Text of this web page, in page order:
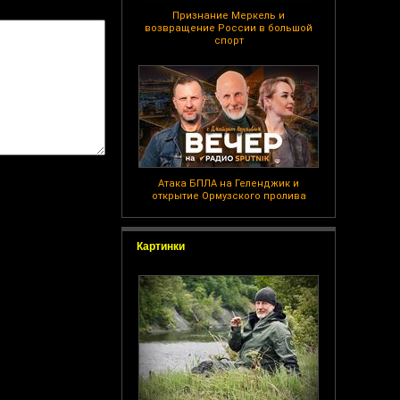
Признание Меркель и
возвращение России в большой
спорт
Атака БПЛА на Геленджик и
открытие Ормузского пролива
Картинки